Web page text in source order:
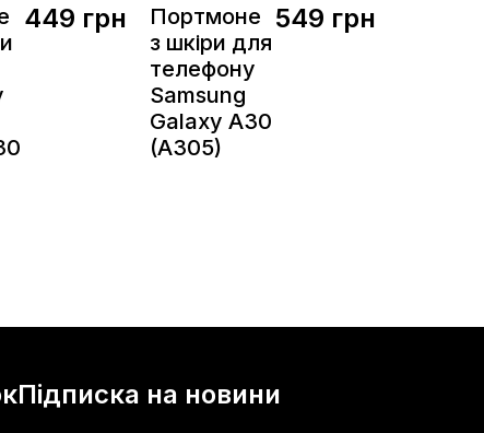
449 грн
Портмоне
з шкіри для
телефону
Samsung
Galaxy A30
(A305)
549 грн
Підписка на новини